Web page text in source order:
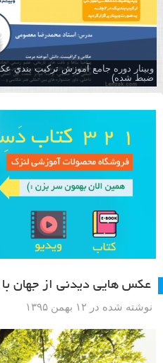
وبینار دوره جامع آموزش تركيب بندي
ضبط شده)
عکس هایی دیدنی از جهان با
نوشته شده در ۱۲ بهمن ۱۳۹۵